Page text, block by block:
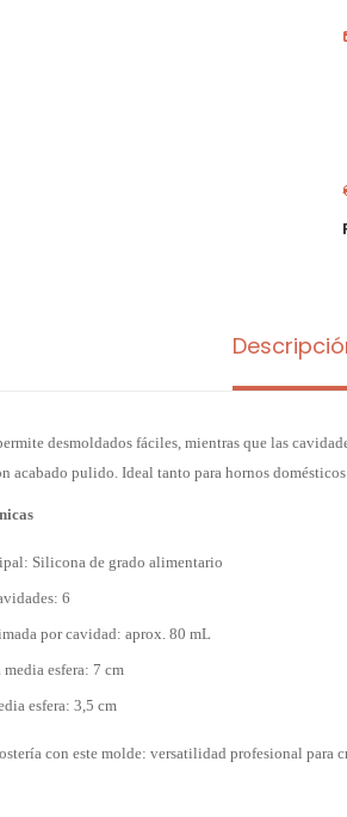
desmoldados fáciles, mientras que las
acabado pulido. Ideal tanto para hornos
Silicona de grado alimentario
6
por cavidad: aprox. 80 mL
esfera: 7 cm
esfera: 3,5 cm
con este molde: versatilidad profesional para